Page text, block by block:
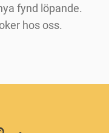
fynd löpande.
hos oss.